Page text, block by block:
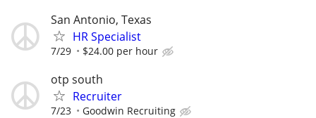
San Antonio, Texas
HR Specialist
7/29 $24.00 per hour
otp south
Recruiter
7/23 Goodwin Recruiting